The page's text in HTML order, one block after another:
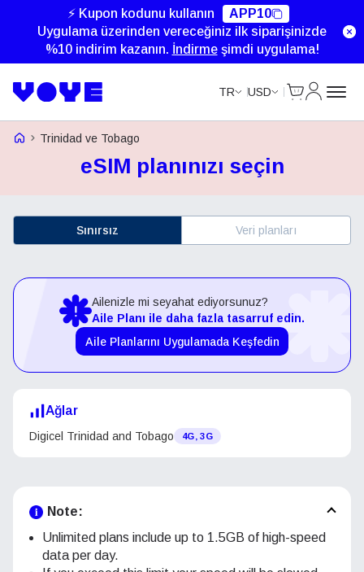
⚡ Kupon kodunu kullanın
APP10
Uygulama üzerinden vereceğiniz ilk siparişinizde
%10 indirim kazanın. İndirmeşimdi uygulama!
TR USD
Voye Homepage
Trinidad ve Tobago
eSIM planınızı seçin
Sınırsız Veri planları
Ailenizle mi seyahat ediyorsunuz?
Aile Planı ile daha fazla tasarruf edin.
Aile Planlarını Uygulamada Keşfedin
Ağlar
Digicel Trinidad and Tobago 4G, 3G
Note:
Unlimited plans include up to 1.5GB of high-speed
data per day.